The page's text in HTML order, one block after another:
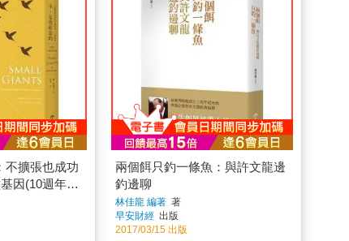
不擴張也成功
因(10週年全
兩個餌只釣一條魚：與許文龍邊
釣邊聊
林佳龍 編著著
早安財經 出版
2017/03/15 出版